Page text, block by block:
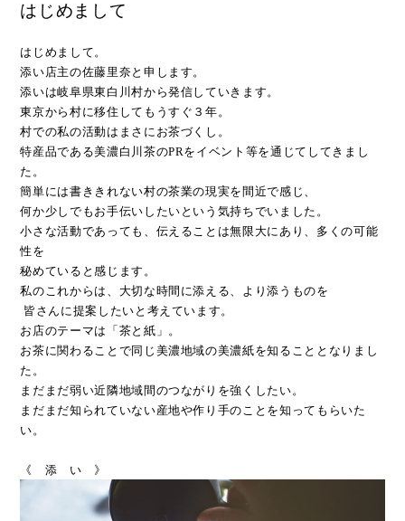
はじめまして
はじめまして。
添い店主の佐藤里奈と申します。
添いは岐阜県東白川村から発信していきます。
東京から村に移住してもうすぐ３年。
村での私の活動はまさにお茶づくし。
特産品である美濃白川茶のPRをイベント等を通じてしてきまし
た。
簡単には書ききれない村の茶業の現実を間近で感じ、
何か少しでもお手伝いしたい という気持ちでいました。
小さな活動であっても、伝えることは無限大にあり、多くの可能
性を
秘めていると感じます。
私のこれからは、大切な時間に添える、より添うものを
皆さんに提案したいと考えています。
お店のテーマは「茶と紙」。
お茶に関わることで同じ美濃地域の美濃紙を知ることとなりまし
た。
まだまだ弱い近隣地域間のつながりを強くしたい。
まだまだ知られていない産地や作り手のことを知ってもらいた
い。
《 添 い 》